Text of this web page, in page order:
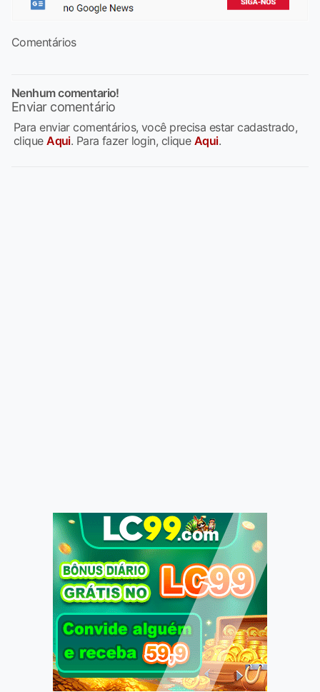
Comentários
Nenhum comentario!
Enviar comentário
Para enviar comentários, você precisa estar cadastrado,
cliqueAqui. Para fazer login, clique Aqui.